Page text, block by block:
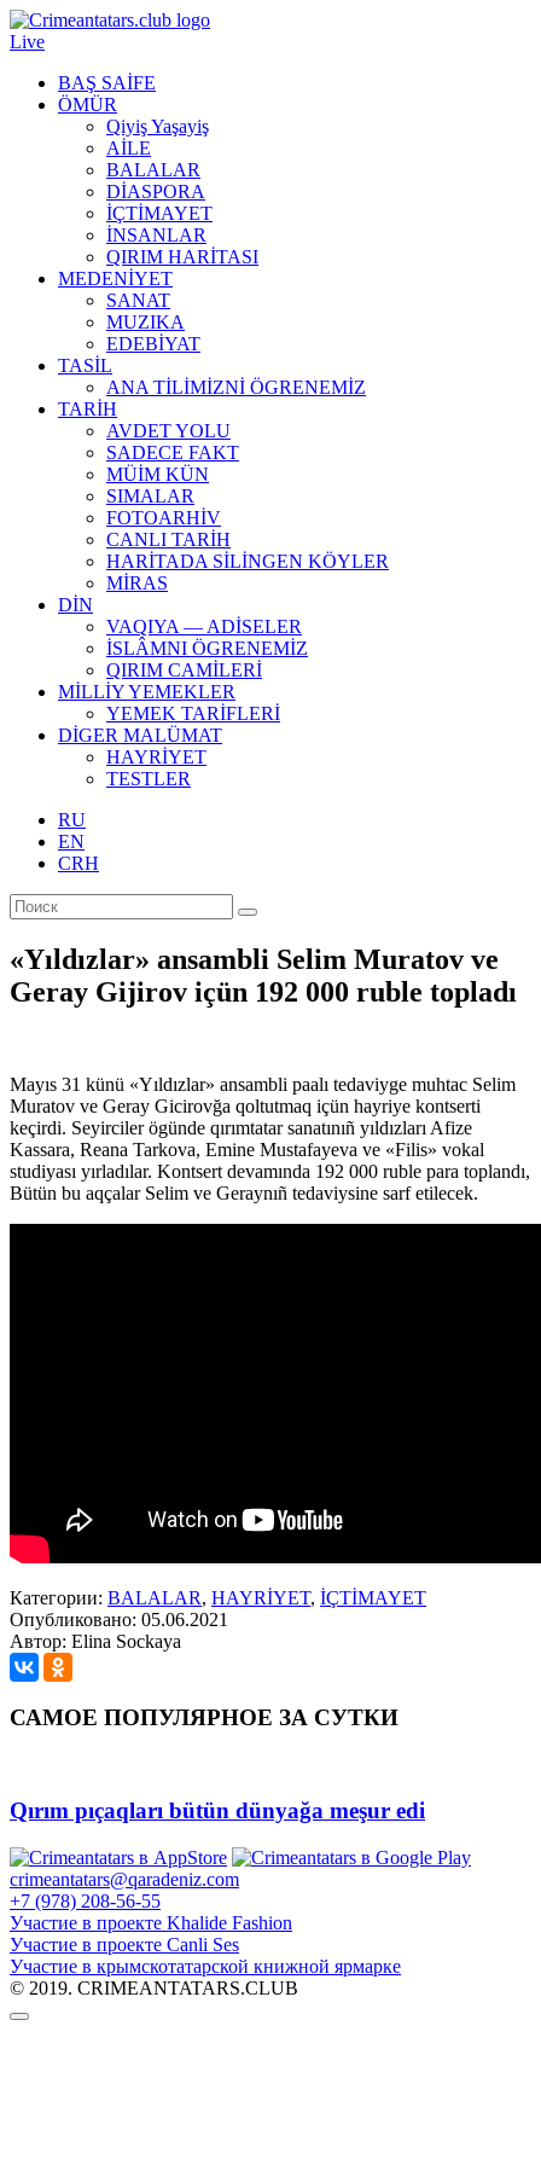
Live
BAŞ SAİFE
ÖMÜR
Qiyiş Yaşayiş
AİLE
BALALAR
DİASPORA
İÇTİMAYET
İNSANLAR
QIRIM HARİTASI
MEDENİYET
SANAT
MUZIKA
EDEBİYAT
TASİL
ANA TİLİMİZNİ ÖGRENEMİZ
TARİH
AVDET YOLU
SADECE FAKT
MÜİM KÜN
SIMАLAR
FOTOARHİV
CANLI TARİH
HARİTADA SİLİNGEN KÖYLER
MİRAS
DİN
VAQIYA — ADİSELER
İSLÂMNI ÖGRENEMİZ
QIRIM CAMİLERİ
MİLLİY YEMEKLER
YEMEK TARİFLERİ
DİGER MALÜMAT
HAYRİYET
TESTLER
RU
EN
CRH
«Yıldızlar» ansambli Selim Muratov ve
Geray Gijirov içün 192 000 ruble topladı
Mayıs 31 künü «Yıldızlar» ansambli paalı tedaviyge muhtac Selim
Muratov ve Geray Gicirovğa qoltutmaq içün hayriye kontserti
keçirdi. Seyirciler ögünde qırımtatar sanatınıñ yıldızları Afize
Kassara, Reana Tarkova, Emine Mustafayeva ve «Filis» vokal
studiyası yırladılar. Kontsert devamında 192 000 ruble para toplandı,
Bütün bu aqçalar Selim ve Geraynıñ tedaviysine sarf etilecek.
Категории: BALALAR, HAYRİYET, İÇTİMAYET
Опубликовано: 05.06.2021
Автор: Elina Sockaya
САМОЕ ПОПУЛЯРНОЕ ЗА СУТКИ
Qırım pıçaqları bütün dünyağa meşur edi
crimeantatars@qaradeniz.com
+7 (978) 208-56-55
Участие в проекте Khalide Fashion
Участие в проекте Сanli Ses
Участие в крымскотатарской книжной ярмарке
© 2019. CRIMEANTATARS.CLUB